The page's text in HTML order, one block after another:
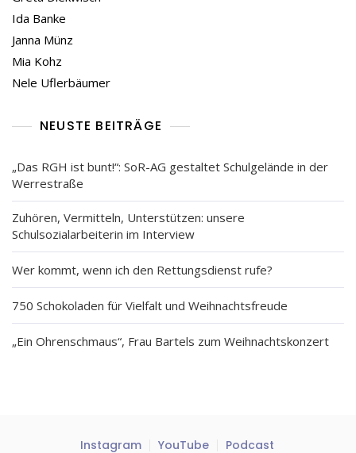
Ida Banke
Janna Münz
Mia Kohz
Nele Uflerbäumer
NEUSTE BEITRÄGE
„Das RGH ist bunt!“: SoR-AG gestaltet Schulgelände in der
Werrestraße
Zuhören, Vermitteln, Unterstützen: unsere
Schulsozialarbeiterin im Interview
Wer kommt, wenn ich den Rettungsdienst rufe?
750 Schokoladen für Vielfalt und Weihnachtsfreude
„Ein Ohrenschmaus“, Frau Bartels zum Weihnachtskonzert
Instagram YouTube Podcast